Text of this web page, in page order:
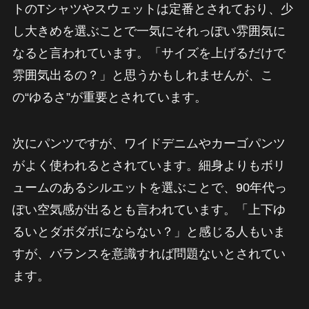
トのTシャツやスウェットは定番とされており、少
し大きめを選ぶことで一気にそれっぽい雰囲気に
なると言われています。「サイズを上げるだけで
雰囲気出るの？」と思うかもしれませんが、こ
の“ゆるさ”が重要とされています。
次にパンツですが、ワイドデニムやカーゴパンツ
がよく使われるとされています。細身よりもボリ
ュームのあるシルエットを選ぶことで、90年代っ
ぽい空気感が出るとも言われています。「上下ゆ
るいとダボダボにならない？」と感じる人もいま
すが、バランスを意識すれば問題ないとされてい
ます。